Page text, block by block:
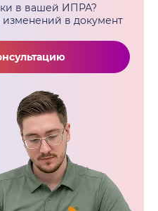
в вашей ИПРА?
в документ